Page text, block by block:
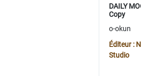
DAILY
Copy
o-okun
Éditeur :
Studio